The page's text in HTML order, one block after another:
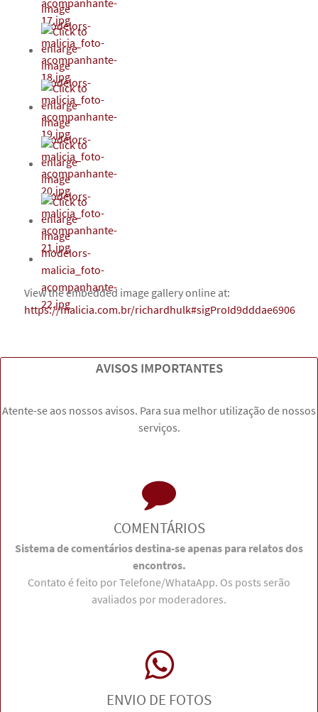
View the embedded image gallery online at:
https://malicia.com.br/richardhulk#sigProId9dddae6906
AVISOS IMPORTANTES
Atente-se aos nossos avisos. Para sua melhor utilização de nossos
serviços.
COMENTÁRIOS
Sistema de comentários destina-se apenas para relatos dos
encontros.
Contato é feito por Telefone/WhataApp. Os posts serão
avaliados por moderadores.
ENVIO DE FOTOS